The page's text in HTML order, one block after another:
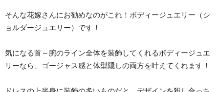
そんな花嫁さんにお勧めなのがこれ！ボディージュエリー（シ
ョルダージュエリー）です！
気になる首～腕のライン全体を装飾してくれるボディージュエ
リーなら、ゴージャス感と体型隠しの両方を叶えてくれます！